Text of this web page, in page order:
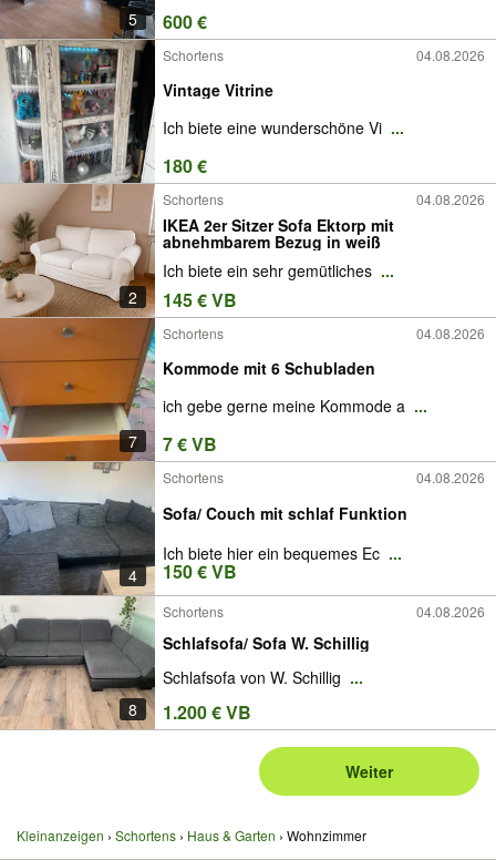
5 600 €
Schortens 04.08.2026
Vintage Vitrine
Ich biete eine wunderschöne Vi ...
180 €
2
Schortens 04.08.2026
IKEA 2er Sitzer Sofa Ektorp mit
abnehmbarem Bezug in weiß
Ich biete ein sehr gemütliches ...
145 € VB
7
Schortens 04.08.2026
Kommode mit 6 Schubladen
ich gebe gerne meine Kommode a ...
7 € VB
4
Schortens 04.08.2026
Sofa/ Couch mit schlaf Funktion
Ich biete hier ein bequemes Ec ...
150 € VB
8
Schortens 04.08.2026
Schlafsofa/ Sofa W. Schillig
Schlafsofa von W. Schillig ...
1.200 € VB
Weiter
Kleinanzeigen Schortens Haus & Garten Wohnzimmer